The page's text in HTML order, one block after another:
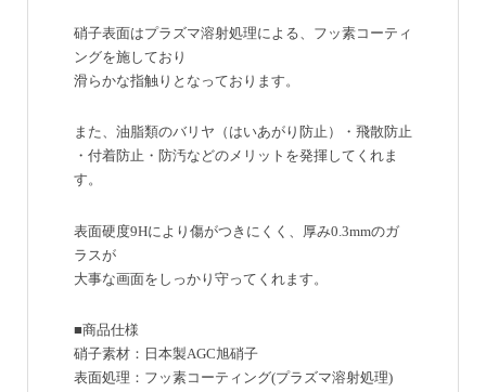
硝子表面はプラズマ溶射処理による、フッ素コーティ
ングを施しており
滑らかな指触りとなっております。
また、油脂類のバリヤ（はいあがり防止）・飛散防止
・付着防止・防汚などのメリットを発揮してくれま
す。
表面硬度9Hにより傷がつきにくく、厚み0.3mmのガ
ラスが
大事な画面をしっかり守ってくれます。
■商品仕様
硝子素材：日本製AGC旭硝子
表面処理：フッ素コーティング(プラズマ溶射処理)